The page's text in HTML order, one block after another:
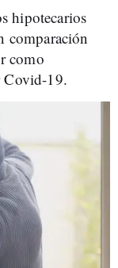
hipotecarios
comparación
como
Covid-19.